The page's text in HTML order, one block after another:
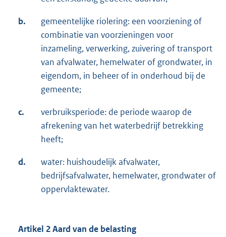
b.
gemeentelijke riolering: een voorziening of
combinatie van voorzieningen voor
inzameling, verwerking, zuivering of transport
van afvalwater, hemelwater of grondwater, in
eigendom, in beheer of in onderhoud bij de
gemeente;
c.
verbruiksperiode: de periode waarop de
afrekening van het waterbedrijf betrekking
heeft;
d.
water: huishoudelijk afvalwater,
bedrijfsafvalwater, hemelwater, grondwater of
oppervlaktewater.
Artikel 2 Aard van de belasting